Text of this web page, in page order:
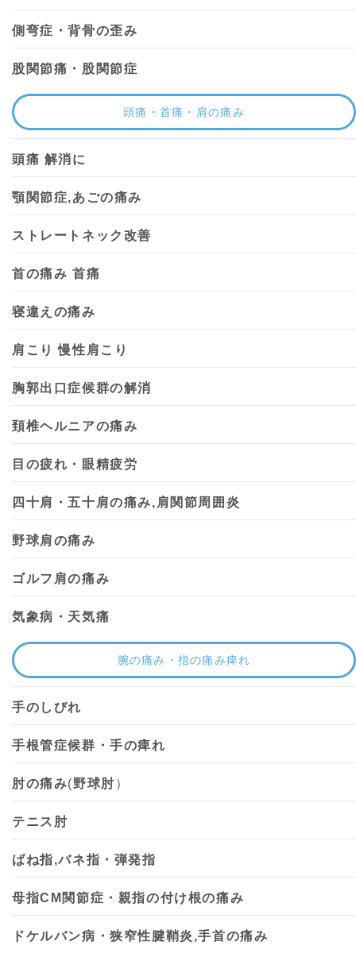
側弯症・背骨の歪み
股関節痛・股関節症
頭痛・首痛・肩の痛み
頭痛 解消に
顎関節症,あごの痛み
ストレートネック改善
首の痛み 首痛
寝違えの痛み
肩こり 慢性肩こり
胸郭出口症候群の解消
頚椎ヘルニアの痛み
目の疲れ・眼精疲労
四十肩・五十肩の痛み,肩関節周囲炎
野球肩の痛み
ゴルフ肩の痛み
気象病・天気痛
腕の痛み・指の痛み痺れ
手のしびれ
手根管症候群・手の痺れ
肘の痛み(野球肘）
テニス肘
ばね指,バネ指・弾発指
母指CM関節症・親指の付け根の痛み
ドケルバン病・狭窄性腱鞘炎,手首の痛み